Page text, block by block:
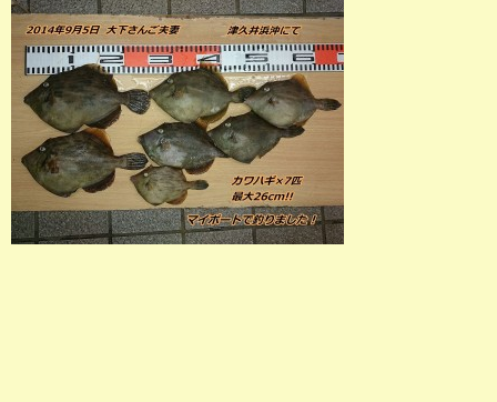
過去の釣果ランキング
ブログ・釣行記
スタッフブログ
店長釣行記
スタッフ釣行記